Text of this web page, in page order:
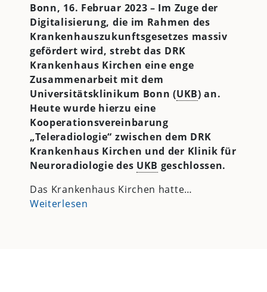
Bonn, 16. Februar 2023 – Im Zuge der
Digitalisierung, die im Rahmen des
Krankenhauszukunftsgesetzes massiv
gefördert wird, strebt das DRK
Krankenhaus Kirchen eine enge
Zusammenarbeit mit dem
Universitätsklinikum Bonn (UKB) an.
Heute wurde hierzu eine
Kooperationsvereinbarung
„Teleradiologie“ zwischen dem DRK
Krankenhaus Kirchen und der Klinik für
Neuroradiologie des UKB geschlossen.
Das Krankenhaus Kirchen hatte…
Weiterlesen